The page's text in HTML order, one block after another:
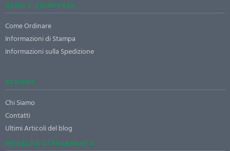
GUIDE E ASSISTENZA
Come Ordinare
Informazioni di Stampa
Informazioni sulla Spedizione
AZIENDA
Chi Siamo
Contatti
Ultimi Articoli del blog
MODALITÀ DI PAGAMENTO